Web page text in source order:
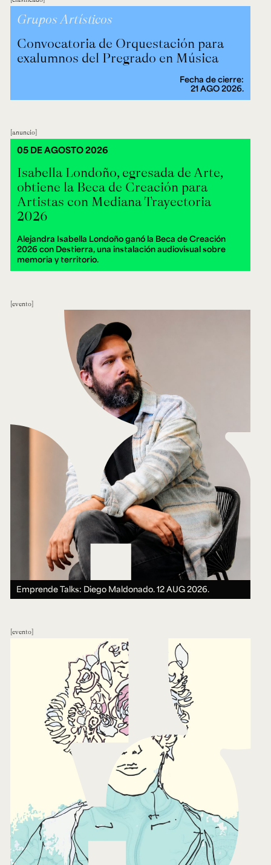
Grupos Artísticos
Convocatoria de Orquestación para
exalumnos del Pregrado en Música
Fecha de cierre:
21 AGO 2026.
anuncio
Isabella Londoño, egresada de Arte,
obtiene la Beca de Creación para
Artistas con Mediana Trayectoria
2026
Alejandra Isabella Londoño ganó la Beca de Creación
2026 con Destierra, una instalación audiovisual sobre
memoria y territorio.
05 DE AGOSTO 2026
evento
Emprende Talks: Diego Maldonado.12 AUG 2026.
evento